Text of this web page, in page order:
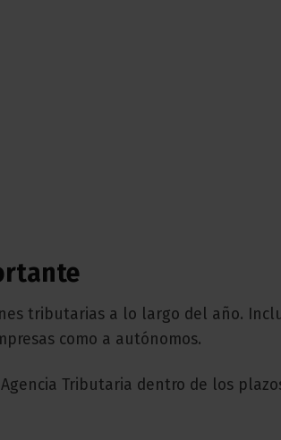
tributarias a lo largo del año.
como a autónomos.
Tributaria dentro de los